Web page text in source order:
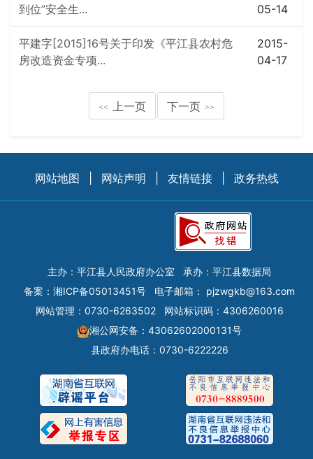
到位”安全生...
05-14
平建字[2015]16号关于印发《平江县农村危
房改造资金专项...
2015-
04-17
<< 上一页 下一页 >>
网站地图 网站声明 友情链接 政务热线
主办：平江县人民政府办公室
承办：平江县数据局
备案： 湘ICP备05013451号 电子邮箱： pjzwgkb@163.com
网站管理：0730-6263502
网站标识码：4306260016
湘公网安备：43062602000131号
县政府办电话：0730-6222226